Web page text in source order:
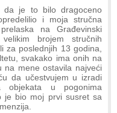
da je to bilo dragoceno
i moja stručna
na Građevinski
brojem stručnih
za poslednjih 13 godina,
svakako ima onih na
na mene ostavila najveći
da učestvujem u izradi
objekata u pogonima
je bio moj prvi susret sa